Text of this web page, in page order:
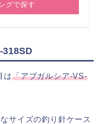
グで探す
318SD
は「アブガルシア-VS-
サイズの釣り針ケース